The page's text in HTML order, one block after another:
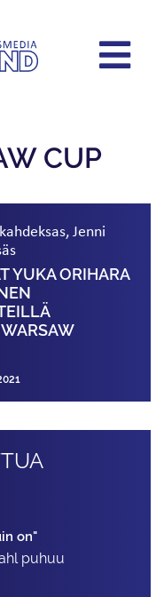
CUP
Jenni
YUKA ORIHARA
on"
puhuu